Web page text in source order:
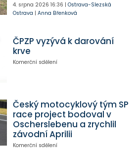
4. srpna 2026 16:36 | Ostrava-Slezská
Ostrava | Anna Břenková
ČPZP vyzývá k darování
krve
Komerční sdělení
Český motocyklový tým SP
race project bodoval v
Oscherslebenu a zrychlil
závodní Aprilii
Komerční sdělení